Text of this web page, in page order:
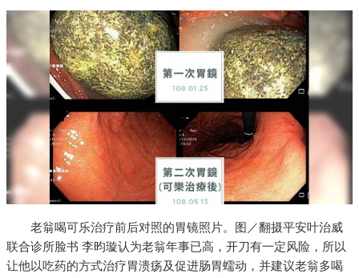
老翁喝可乐治疗前后对照的胃镜照片。图／翻摄平安叶治威
联合诊所脸书 李昀璇认为老翁年事已高，开刀有一定风险，所以
让他以吃药的方式治疗胃溃疡及促进肠胃蠕动，并建议老翁多喝